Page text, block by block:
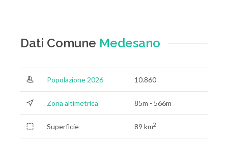
Dati Comune Medesano
Popolazione 2026 10.860
Zona altimetrica 85m - 566m
Superficie 89 km2